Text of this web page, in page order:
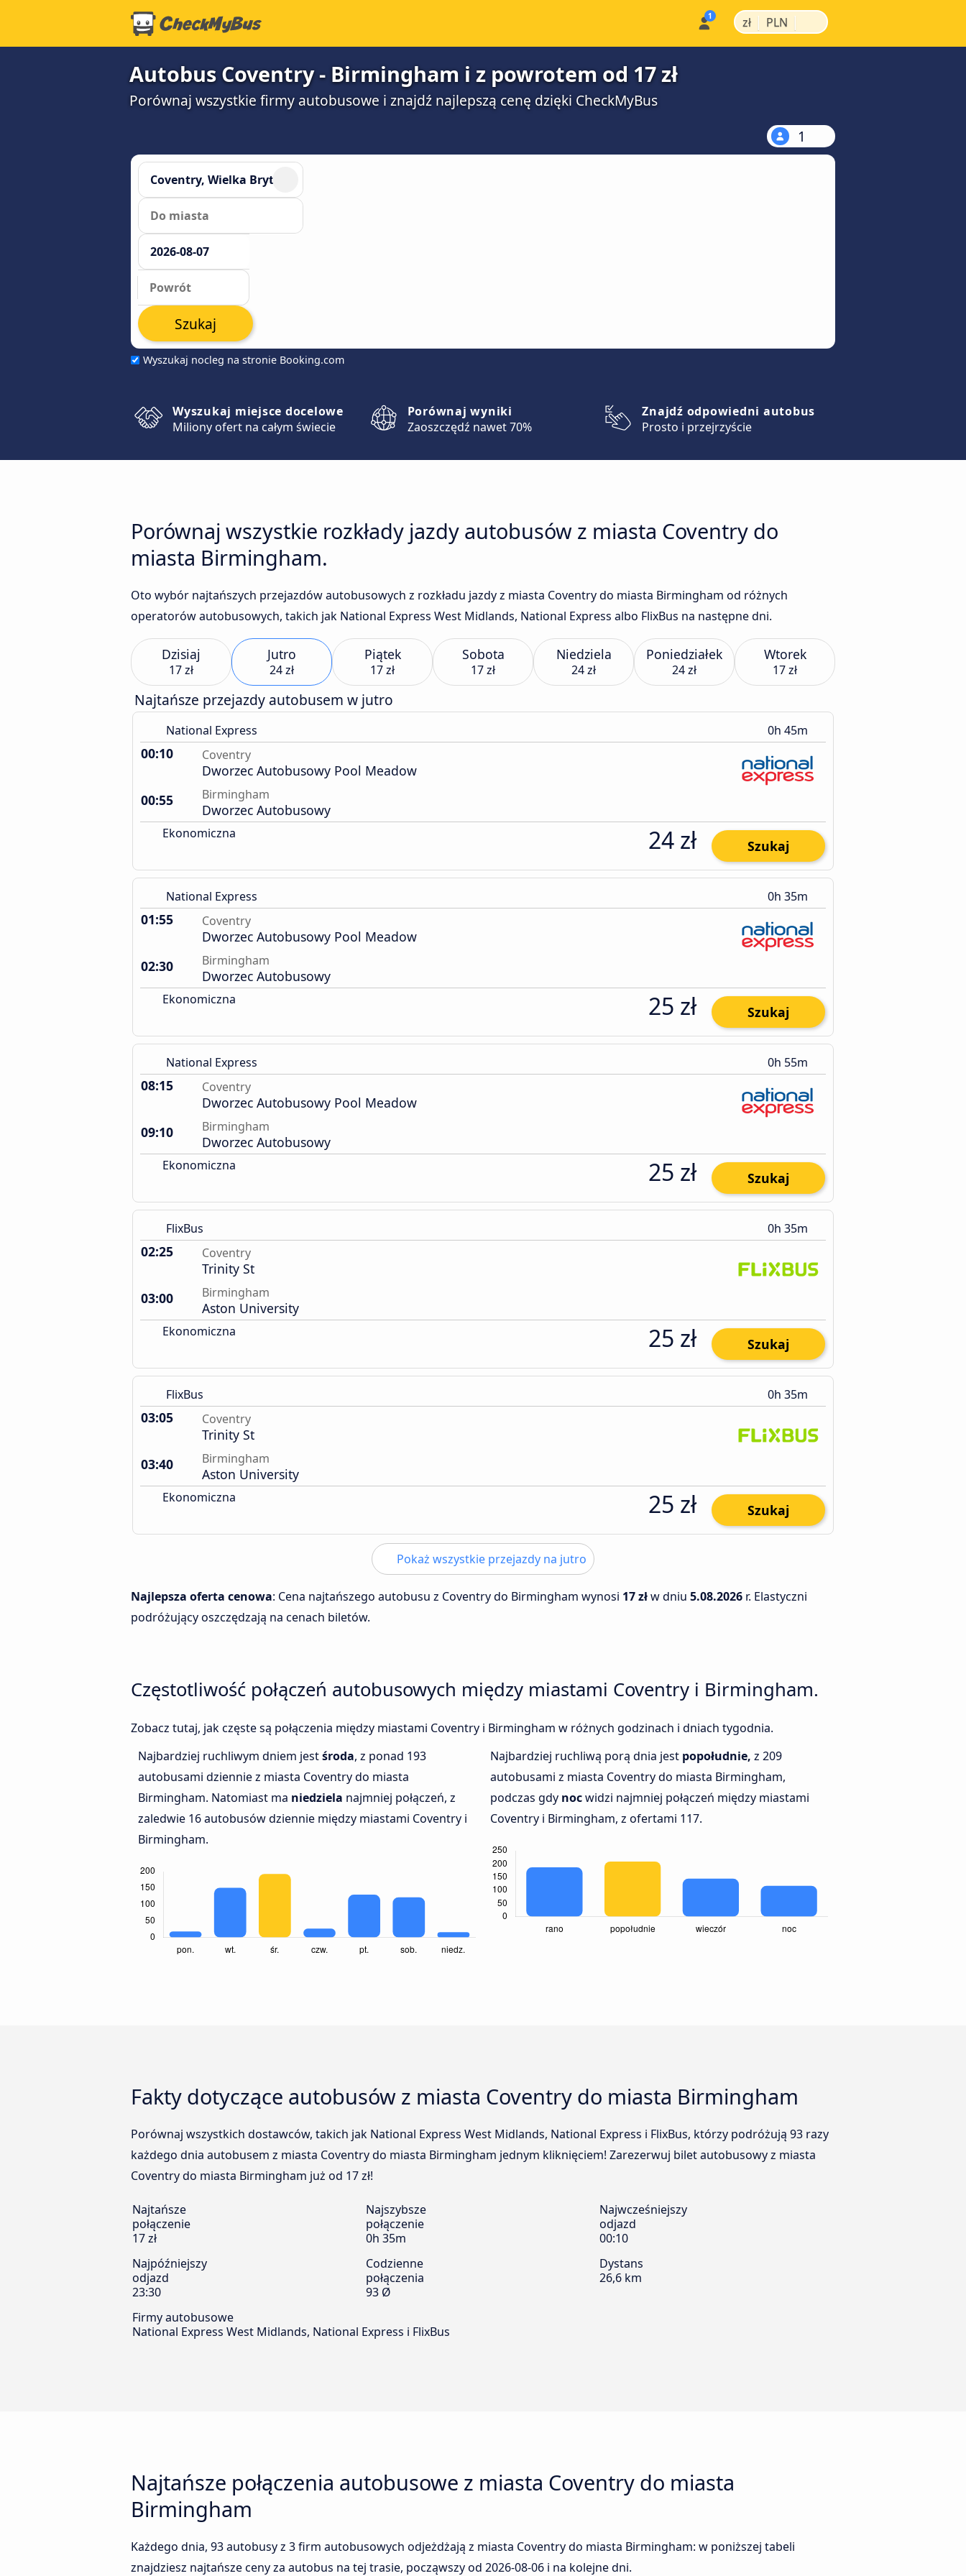
zł | PLN |
Autobus Coventry - Birmingham i z powrotem od 17 zł
Porównaj wszystkie firmy autobusowe i znajdź najlepszą cenę dzięki CheckMyBus
1
Wyszukaj nocleg na stronie Booking.com
Szukaj
Wyszukaj miejsce docelowe
Miliony ofert na całym świecie
Porównaj wyniki
Zaoszczędź nawet 70%
Znajdź odpowiedni autobus
Prosto i przejrzyście
Porównaj wszystkie rozkłady jazdy autobusów z miasta Coventry do
miasta Birmingham.
Oto wybór najtańszych przejazdów autobusowych z rozkładu jazdy z miasta Coventry do miasta Birmingham od różnych
operatorów autobusowych, takich jak National Express West Midlands, National Express albo FlixBus na następne dni.
Dzisiaj
17 zł
Jutro
24 zł
Piątek
17 zł
Sobota
17 zł
Niedziela
24 zł
Poniedziałek
24 zł
Wtorek
17 zł
Najtańsze przejazdy autobusem w jutro
National Express 0h 45m
00:10 Coventry
Dworzec Autobusowy Pool Meadow
00:55
Birmingham
Dworzec Autobusowy
Ekonomiczna 24 zł Szukaj
National Express 0h 35m
01:55 Coventry
Dworzec Autobusowy Pool Meadow
02:30
Birmingham
Dworzec Autobusowy
Ekonomiczna 25 zł Szukaj
National Express 0h 55m
08:15 Coventry
Dworzec Autobusowy Pool Meadow
09:10
Birmingham
Dworzec Autobusowy
Ekonomiczna 25 zł Szukaj
FlixBus 0h 35m
02:25 Coventry
Trinity St
03:00
Birmingham
Aston University
Ekonomiczna 25 zł Szukaj
FlixBus 0h 35m
03:05 Coventry
Trinity St
03:40
Birmingham
Aston University
Ekonomiczna 25 zł Szukaj
Pokaż wszystkie przejazdy na jutro
Najlepsza oferta cenowa: Cena najtańszego autobusu z Coventry do Birmingham wynosi 17 złw dniu 5.08.2026 r. Elastyczni
podróżujący oszczędzają na cenach biletów.
Częstotliwość połączeń autobusowych między miastami Coventry i Birmingham.
Zobacz tutaj, jak częste są połączenia między miastami Coventry i Birmingham w różnych godzinach i dniach tygodnia.
Najbardziej ruchliwym dniem jestśroda, z ponad 193
autobusami dziennie z miasta Coventry do miasta
Birmingham. Natomiast ma niedziela najmniej połączeń, z
zaledwie 16 autobusów dziennie między miastami Coventry i
Birmingham.
Najbardziej ruchliwą porą dnia jest popołudnie, z 209
autobusami z miasta Coventry do miasta Birmingham,
podczas gdy nocwidzi najmniej połączeń między miastami
Coventry i Birmingham, z ofertami 117.
Fakty dotyczące autobusów z miasta Coventry do miasta Birmingham
Porównaj wszystkich dostawców, takich jak National Express West Midlands, National Express i FlixBus, którzy podróżują 93 razy
każdego dnia autobusem z miasta Coventry do miasta Birmingham jednym kliknięciem! Zarezerwuj bilet autobusowy z miasta
Coventry do miasta Birmingham już od 17 zł!
Najtańsze
połączenie
17 zł
Najszybsze
połączenie
0h 35m
Najwcześniejszy
odjazd
00:10
Najpóźniejszy
odjazd
23:30
Codzienne
połączenia
93 Ø
Dystans
26,6 km
Firmy autobusowe
National Express West Midlands, National Express i FlixBus
Najtańsze połączenia autobusowe z miasta Coventry do miasta
Birmingham
Każdego dnia, 93 autobusy z 3 firm autobusowych odjeżdżają z miasta Coventry do miasta Birmingham: w poniższej tabeli
znajdziesz najtańsze ceny za autobus na tej trasie, począwszy od 2026-08-06 i na kolejne dni.